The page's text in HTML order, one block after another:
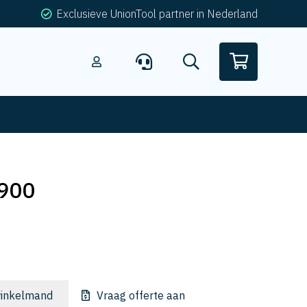
Exclusieve UnionTool partner in Nederland
Vraag offerte aan